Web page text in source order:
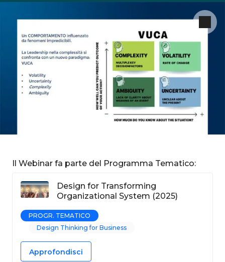
Il Webinar fa parte del Programma Tematico:
Design for Transforming
Organizational System (2025)
PROGR. TEMATICO
Design Thinking for Business
Approfondisci